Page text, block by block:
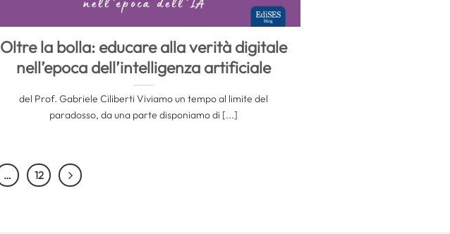
Oltre la bolla: educare alla verità digitale
nell’epoca dell’intelligenza artificiale
del Prof. Gabriele Ciliberti Viviamo​‍​‌‍​‍‌ un tempo al limite del
paradosso, da una parte disponiamo di [...]
… 12